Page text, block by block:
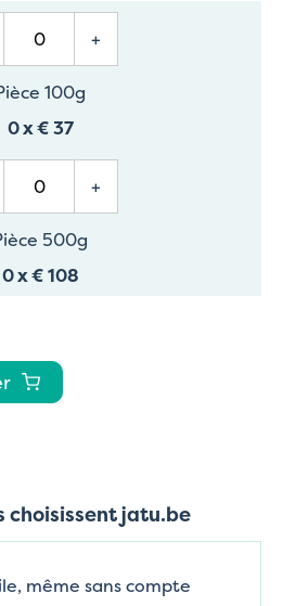
+
100g
0x€ 37
+
500g
0x€ 108
choisissent jatu.be
même sans compte